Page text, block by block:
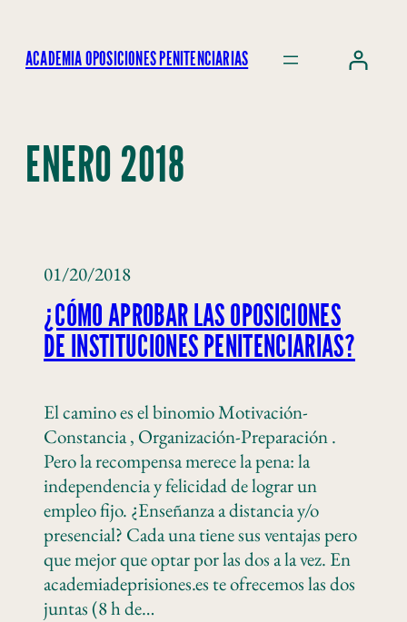
ACADEMIA OPOSICIONES PENITENCIARIAS
ENERO 2018
01/20/2018
¿CÓMO APROBAR LAS OPOSICIONES
DE INSTITUCIONES PENITENCIARIAS?
El camino es el binomio Motivación-
Constancia , Organización-Preparación .
Pero la recompensa merece la pena: la
independencia y felicidad de lograr un
empleo fijo. ¿Enseñanza a distancia y/o
presencial? Cada una tiene sus ventajas pero
que mejor que optar por las dos a la vez. En
academiadeprisiones.es te ofrecemos las dos
juntas (8 h de…